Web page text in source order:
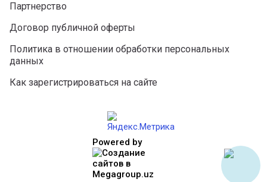
Партнерство
Договор публичной оферты
Политика в отношении обработки персональных
данных
Как зарегистрироваться на сайте
Powered by